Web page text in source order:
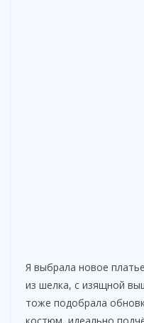
Я выбрала новое
из шелка, с изящной
тоже подобрала